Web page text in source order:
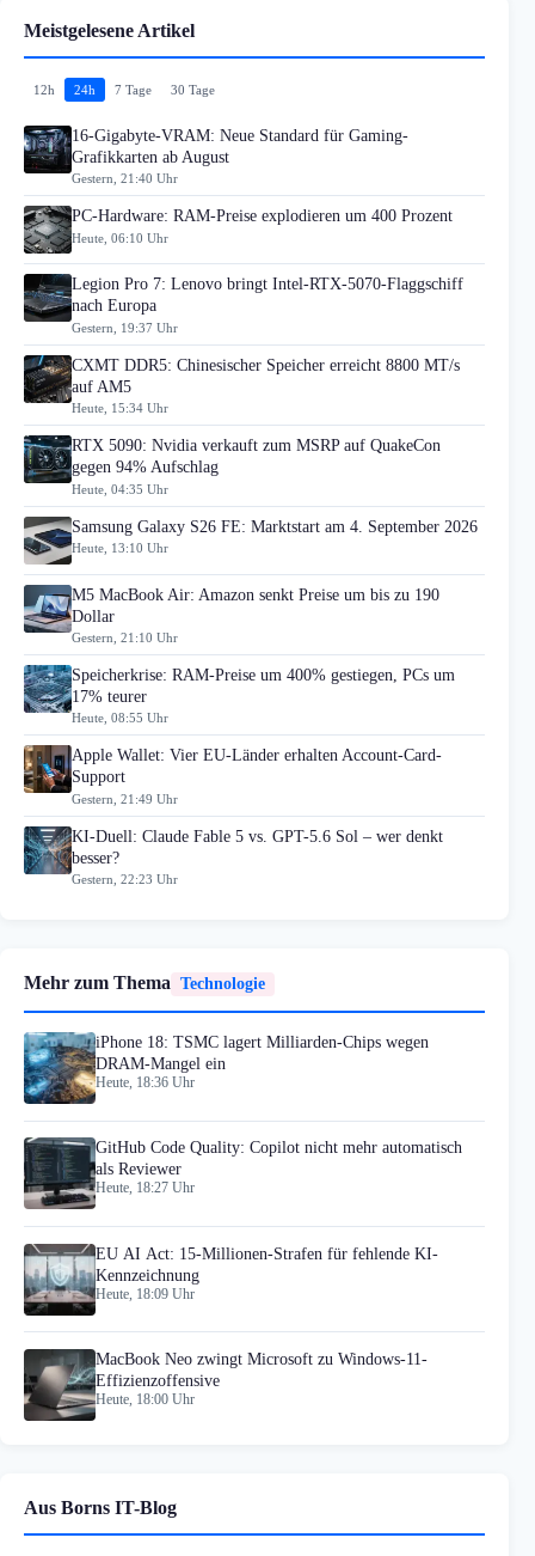
Meistgelesene Artikel
12h 24h 7 Tage 30 Tage
16-Gigabyte-VRAM: Neue Standard für Gaming-
Grafikkarten ab August
Gestern, 21:40 Uhr
PC-Hardware: RAM-Preise explodieren um 400 Prozent
Heute, 06:10 Uhr
Legion Pro 7: Lenovo bringt Intel-RTX-5070-Flaggschiff
nach Europa
Gestern, 19:37 Uhr
CXMT DDR5: Chinesischer Speicher erreicht 8800 MT/s
auf AM5
Heute, 15:34 Uhr
RTX 5090: Nvidia verkauft zum MSRP auf QuakeCon
gegen 94% Aufschlag
Heute, 04:35 Uhr
Samsung Galaxy S26 FE: Marktstart am 4. September 2026
Heute, 13:10 Uhr
M5 MacBook Air: Amazon senkt Preise um bis zu 190
Dollar
Gestern, 21:10 Uhr
Speicherkrise: RAM-Preise um 400% gestiegen, PCs um
17% teurer
Heute, 08:55 Uhr
Apple Wallet: Vier EU-Länder erhalten Account-Card-
Support
Gestern, 21:49 Uhr
KI-Duell: Claude Fable 5 vs. GPT-5.6 Sol – wer denkt
besser?
Gestern, 22:23 Uhr
Mehr zum Thema Technologie
iPhone 18: TSMC lagert Milliarden-Chips wegen
DRAM-Mangel ein
Heute, 18:36 Uhr
GitHub Code Quality: Copilot nicht mehr automatisch
als Reviewer
Heute, 18:27 Uhr
EU AI Act: 15-Millionen-Strafen für fehlende KI-
Kennzeichnung
Heute, 18:09 Uhr
MacBook Neo zwingt Microsoft zu Windows-11-
Effizienzoffensive
Heute, 18:00 Uhr
Aus Borns IT-Blog